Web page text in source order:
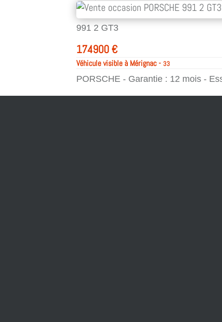
991 2 GT3
174900€
Véhicule visible à Mérignac - 33
PORSCHE - Garantie : 12 mois -